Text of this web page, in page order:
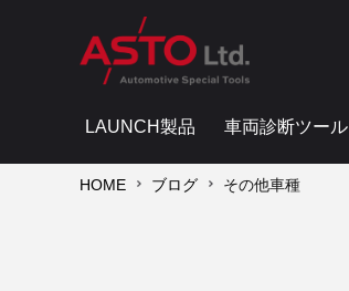
LAUNCH製品 車両診断ツール
HOME ブログ その他車種